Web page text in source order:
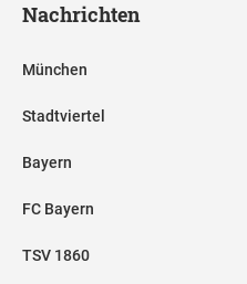
Nachrichten
München
Stadtviertel
Bayern
FC Bayern
TSV 1860